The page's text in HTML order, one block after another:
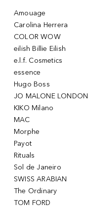
Amouage
Carolina Herrera
COLOR WOW
eilish Billie Eilish
e.l.f. Cosmetics
essence
Hugo Boss
JO MALONE LONDON
KIKO Milano
MAC
Morphe
Payot
Rituals
Sol de Janeiro
SWISS ARABIAN
The Ordinary
TOM FORD